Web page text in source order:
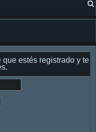
estés registrado y te